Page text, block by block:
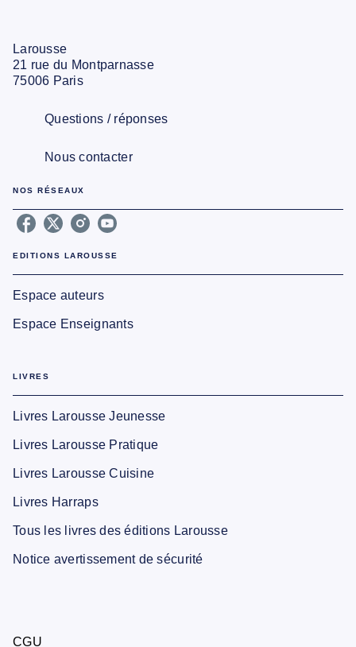
Larousse
21 rue du Montparnasse
75006 Paris
Questions / réponses
Nous contacter
NOS RÉSEAUX
EDITIONS LAROUSSE
Espace auteurs
Espace Enseignants
LIVRES
Livres Larousse Jeunesse
Livres Larousse Pratique
Livres Larousse Cuisine
Livres Harraps
Tous les livres des éditions Larousse
Notice avertissement de sécurité
CGU